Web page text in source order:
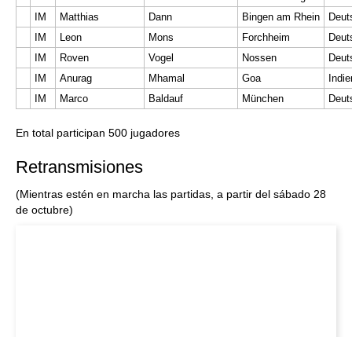
IM
Matthias Dann Bingen am Rhein
IM
Leon Mons Forchheim
IM
Roven Vogel Nossen
IM
Anurag Mhamal Goa
IM
Marco Baldauf München
En total participan 500 jugadores
Retransmisiones
(Mientras estén en marcha las partidas, a partir del sábado 28
de octubre)